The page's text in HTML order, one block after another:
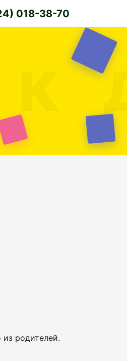
018-38-70
родителей.